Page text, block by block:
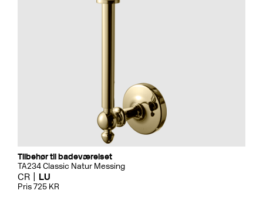
Tilbehør til badeværelset
TA234 Classic Natur Messing
CR LU
Pris 725 KR